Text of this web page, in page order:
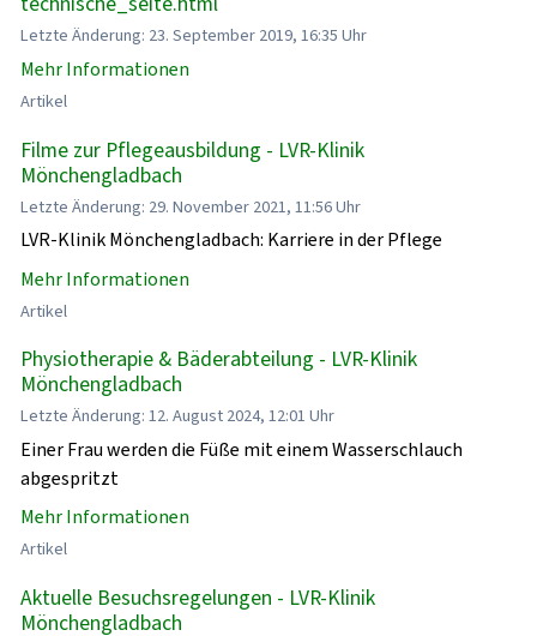
Letzte Änderung: 23. September 2019, 16:35 Uhr
Mehr Informationen
Artikel
Filme zur Pflegeausbildung - LVR-Klinik
Mönchengladbach
Letzte Änderung: 29. November 2021, 11:56 Uhr
LVR-Klinik Mönchengladbach: Karriere in der Pflege
Mehr Informationen
Artikel
Physiotherapie & Bäderabteilung - LVR-Klinik
Mönchengladbach
Letzte Änderung: 12. August 2024, 12:01 Uhr
Einer Frau werden die Füße mit einem Wasserschlauch
abgespritzt
Mehr Informationen
Artikel
Aktuelle Besuchsregelungen - LVR-Klinik
Mönchengladbach